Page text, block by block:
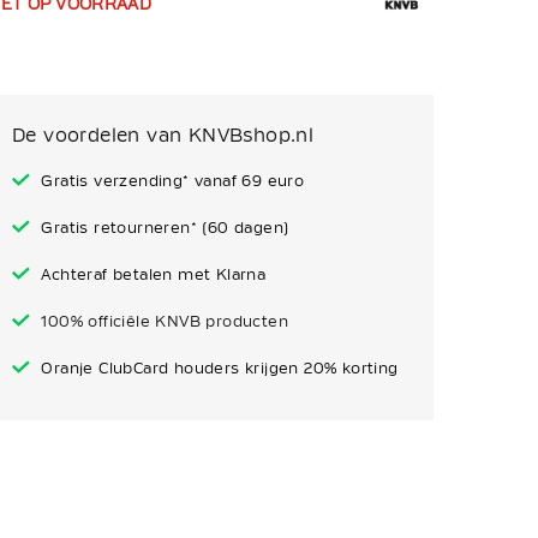
De voordelen van KNVBshop.nl
Gratis verzending* vanaf 69 euro
Gratis retourneren* (60 dagen)
Achteraf betalen met Klarna
100% officiële KNVB producten
Oranje ClubCard houders krijgen 20% korting